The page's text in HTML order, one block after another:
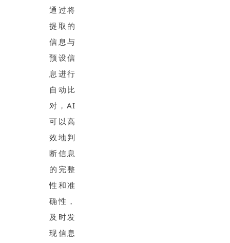
通过将
提取的
信息与
预设信
息进行
自动比
对，AI
可以高
效地判
断信息
的完整
性和准
确性，
及时发
现信息